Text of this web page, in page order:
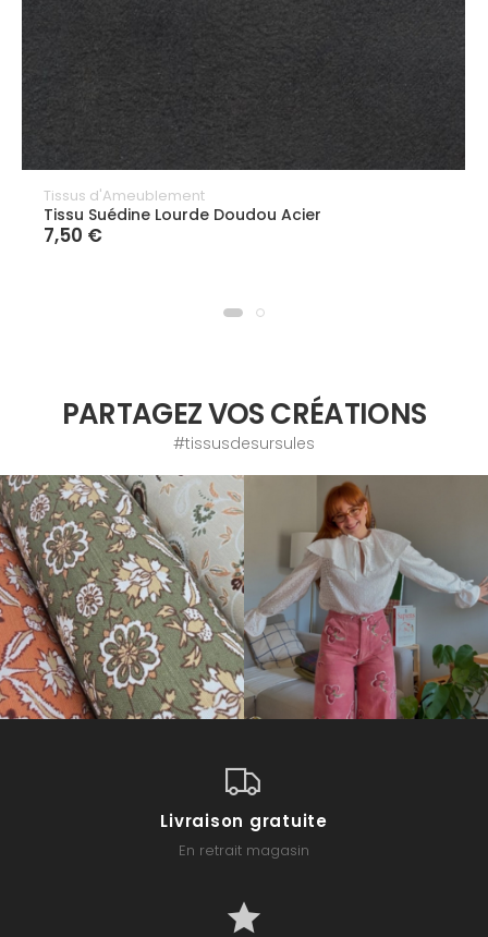
Tissus d'Ameublement
Tissu Suédine Lourde Doudou Acier
7,50 €
PARTAGEZ VOS CRÉATIONS
#tissusdesursules
Livraison gratuite
En retrait magasin